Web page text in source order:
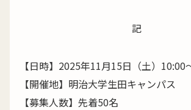
記
【日時】2025年11月15日（土）10:00
【開催地】明治大学生田キャンパス
【募集人数】先着50名